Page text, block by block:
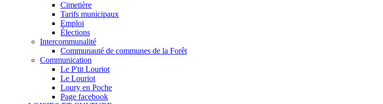
Cimetière
Tarifs municipaux
Emploi
Élections
Intercommunalité
Communauté de communes de la Forêt
Communication
Le P'tit Louriot
Le Louriot
Loury en Poche
Page facebook